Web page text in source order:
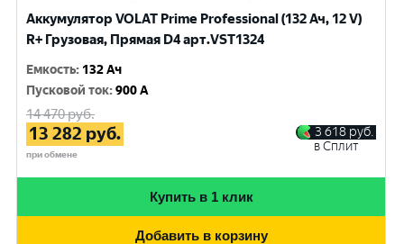
Аккумулятор VOLAT Prime Professional (132 Ач, 12 V)
R+ Грузовая, Прямая D4 арт.VST1324
Емкость: 132 Ач
Пусковой ток:900 A
14 470руб.
13 282 руб.
при обмене
3 618 руб.
в Сплит
Купить в 1 клик
Добавить в корзину